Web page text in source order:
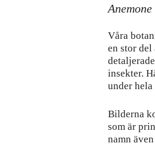
Anemone
Våra
en stor del
insekter.
under
Bilderna
som är
namn